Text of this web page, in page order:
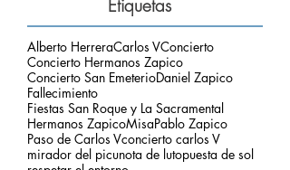
Etiquetas
Alberto HerreraCarlos VConcierto
Concierto Hermanos Zapico
Concierto San Emeterio Daniel Zapico
Fallecimiento
Fiestas San Roque y La Sacramental
Hermanos ZapicoMisaPablo Zapico